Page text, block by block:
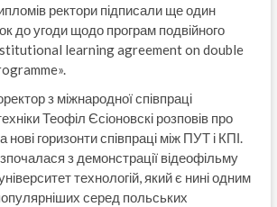
ректори підписали ще один
до угоди щодо програм подвійного
learning agreement on double
з міжнародної співпраці
Теофіл Єсіоновскі розповів про
нові горизонти співпраці між ПУТ і КПІ.
з демонстрації відеофільму
технологій, який є нині одним
серед польських